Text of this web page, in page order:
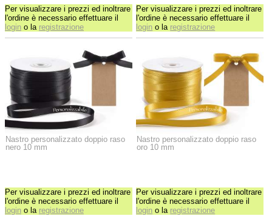
Per visualizzare i prezzi ed inoltrare
l'ordine è necessario effettuare il
login o la registrazione
Per visualizzare i prezzi ed inoltrare
l'ordine è necessario effettuare il
login o la registrazione
Nastro personalizzato doppio raso
nero 10 mm
Per visualizzare i prezzi ed inoltrare
l'ordine è necessario effettuare il
login o la registrazione
Nastro personalizzato doppio raso
oro 10 mm
Per visualizzare i prezzi ed inoltrare
l'ordine è necessario effettuare il
login o la registrazione